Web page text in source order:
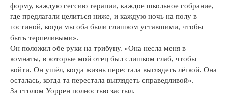
форму, каждую сессию терапии, каждое школьное собрание,
где предлагали целиться ниже, и каждую ночь на полу в
гостиной, когда мы оба были слишком уставшими, чтобы
быть терпеливыми».
Он положил обе руки на трибуну. «Она несла меня в
комнаты, в которые мой отец был слишком слаб, чтобы
войти. Он ушёл, когда жизнь перестала выглядеть лёгкой. Она
осталась, когда та перестала выглядеть справедливой».
За столом Уоррен полностью застыл.